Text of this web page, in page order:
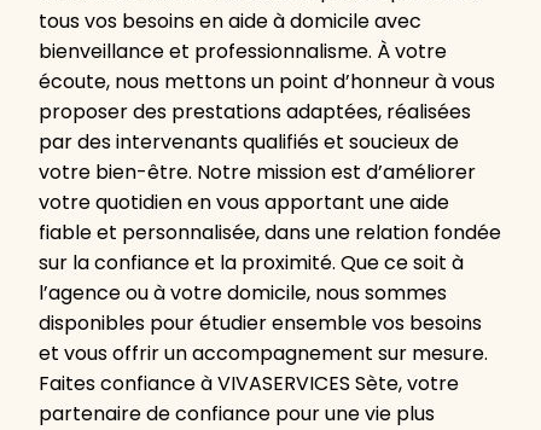
tous vos besoins en aide à domicile avec
bienveillance et professionnalisme. À votre
écoute, nous mettons un point d’honneur à vous
proposer des prestations adaptées, réalisées
par des intervenants qualifiés et soucieux de
votre bien-être. Notre mission est d’améliorer
votre quotidien en vous apportant une aide
fiable et personnalisée, dans une relation fondée
sur la confiance et la proximité. Que ce soit à
l’agence ou à votre domicile, nous sommes
disponibles pour étudier ensemble vos besoins
et vous offrir un accompagnement sur mesure.
Faites confiance à VIVASERVICES Sète, votre
partenaire de confiance pour une vie plus